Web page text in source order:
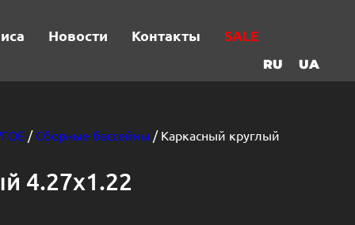
Новости Контакты SALE
RU UA
/ Сборные бассейны / Каркасный круглый
4.27х1.22